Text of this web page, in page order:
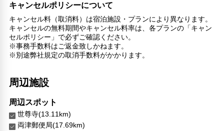
キャンセルポリシーについて
キャンセル料（取消料）は宿泊施設・プランにより異なります。
キャンセルの無料期間やキャンセル料率は、各プランの「キャン
セルポリシー」で必ずご確認ください。
※事務手数料はご返金致しかねます。
※別途弊社規定の取消手数料がかかります。
周辺施設
周辺スポット
世尊寺(13.11km)
両津郵便局(17.69km)